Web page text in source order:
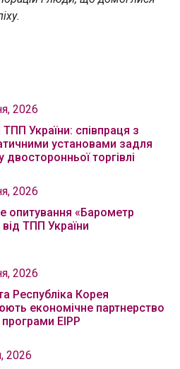
2026
України: співпраця з
установами задля
двосторонньої торгівлі
2026
опитування «Барометр
від ТПП України
2026
Республіка Корея
економічне партнерство
EIPP
2026